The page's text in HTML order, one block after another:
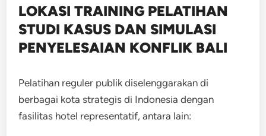
LOKASI TRAINING PELATIHAN
STUDI KASUS DAN SIMULASI
PENYELESAIAN KONFLIK BALI
Pelatihan reguler publik diselenggarakan di
berbagai kota strategis di Indonesia dengan
fasilitas hotel representatif, antara lain: